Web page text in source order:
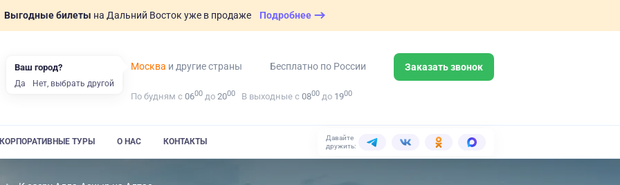
Выгодные билеты на Дальний Восток уже в продаже Подробнее
Москва и другие страны Бесплатно по России Заказать звонок
По будням с 0600 до 2000 В выходные с 0800 до 1900
КОРПОРАТИВНЫЕ ТУРЫ О НАС КОНТАКТЫ
Давайте
дружить:
Ваш город?
Да Нет, выбрать другой